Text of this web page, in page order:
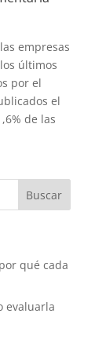
empresas
últimos
por el
el
de las
qué cada
evaluarla